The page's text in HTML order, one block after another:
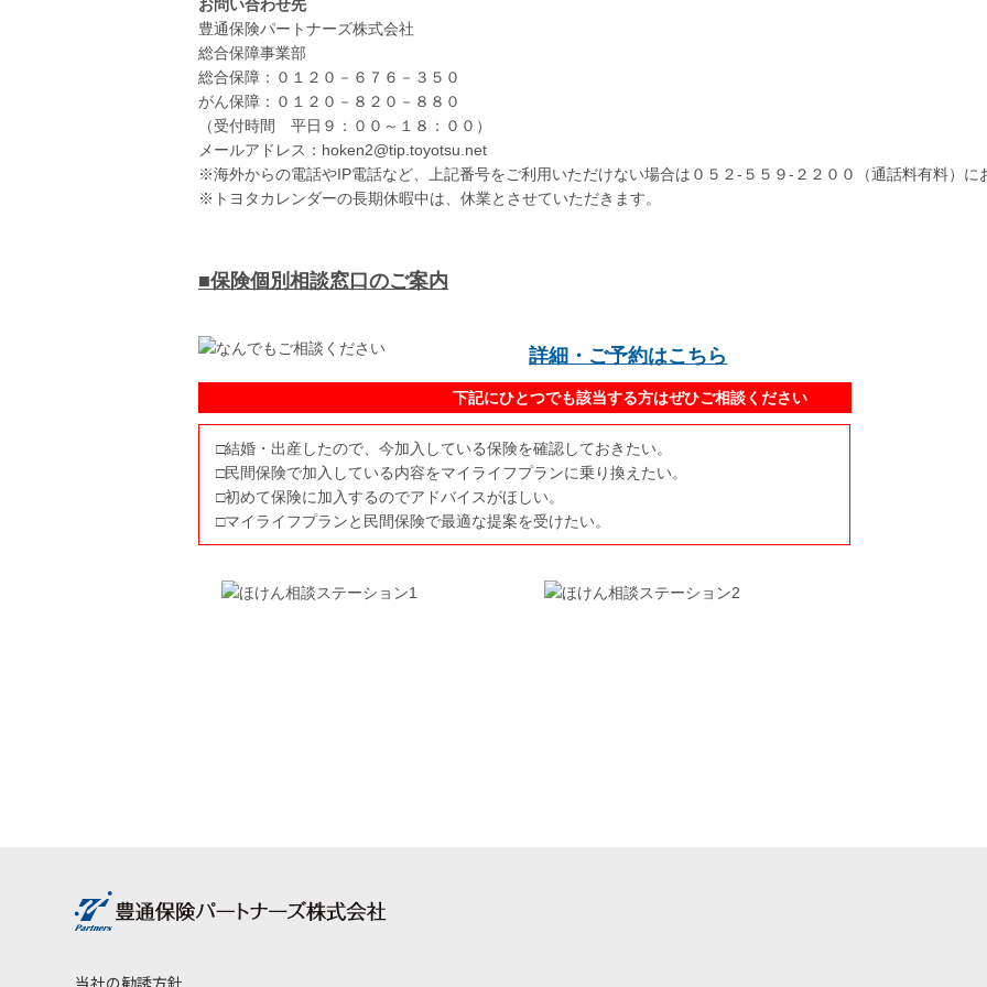
お問い合わせ先
豊通保険パートナーズ株式会社
総合保障事業部
総合保障：０１２０－６７６－３５０
がん保障：０１２０－８２０－８８０
（受付時間 平日９：００～１８：００）
メールアドレス：hoken2@tip.toyotsu.net
※海外からの電話やIP電話など、上記番号をご利用いただけない場合は０５２-５５９-２２００（通話料有料）に
※トヨタカレンダーの長期休暇中は、休業とさせていただきます。
■保険個別相談窓口のご案内
詳細・ご予約はこちら
下記にひとつでも該当する方はぜひご相談ください
□結婚・出産したので、今加入している保険を確認しておきたい。
□民間保険で加入している内容をマイライフプランに乗り換えたい。
□初めて保険に加入するのでアドバイスがほしい。
□マイライフプランと民間保険で最適な提案を受けたい。
当社の勧誘方針